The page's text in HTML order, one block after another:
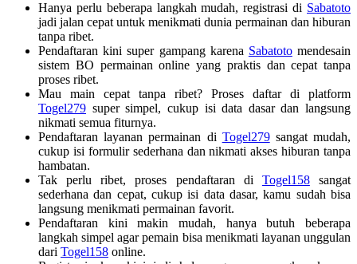
Hanya perlu beberapa langkah mudah, registrasi di Sabatoto
jadi jalan cepat untuk menikmati dunia permainan dan hiburan
tanpa ribet.
Pendaftaran kini super gampang karena Sabatotomendesain
sistem BO permainan online yang praktis dan cepat tanpa
proses ribet.
Mau main cepat tanpa ribet? Proses daftar di platform
Togel279 super simpel, cukup isi data dasar dan langsung
nikmati semua fiturnya.
Pendaftaran layanan permainan di Togel279sangat mudah,
cukup isi formulir sederhana dan nikmati akses hiburan tanpa
hambatan.
Tak perlu ribet, proses pendaftaran di Togel158sangat
sederhana dan cepat, cukup isi data dasar, kamu sudah bisa
langsung menikmati permainan favorit.
Pendaftaran kini makin mudah, hanya butuh beberapa
langkah simpel agar pemain bisa menikmati layanan unggulan
dari Togel158 online.